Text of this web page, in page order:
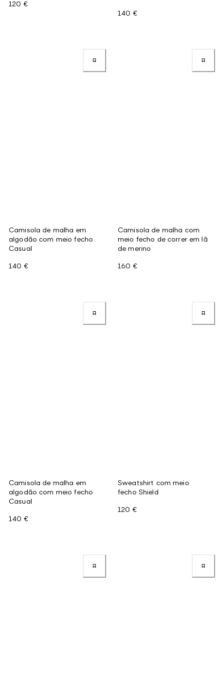
120 €
140 €
Camisola de malha em
algodão com meio fecho
Casual
140 €
Camisola de malha com
meio fecho de correr em lã
de merino
160 €
Camisola de malha em
algodão com meio fecho
Casual
140 €
Sweatshirt com meio
fecho Shield
120 €